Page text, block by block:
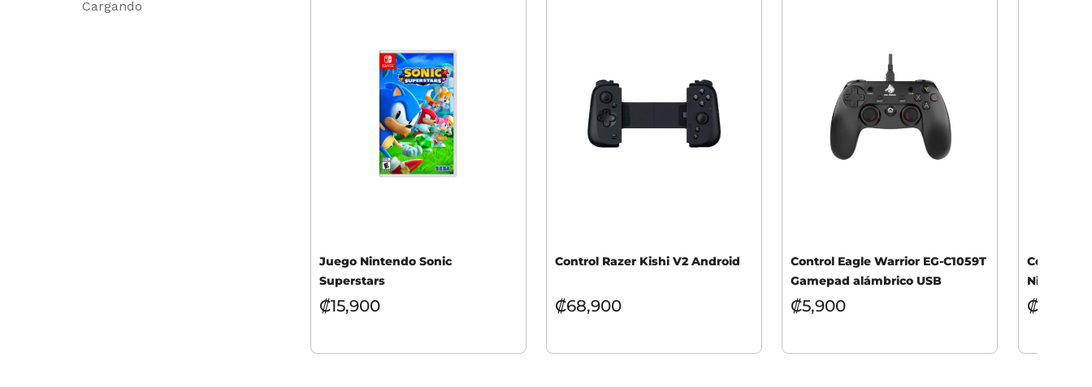
Cargando
Juego Nintendo Sonic
Superstars
₡15,900
Control Razer Kishi V2 Android
₡68,900
Control Eagle Warrior EG-C1059T
Gamepad alámbrico USB
₡5,900
Control
Nintendo
₡